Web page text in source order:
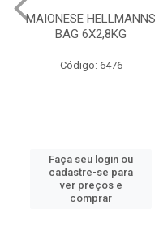
MAIONESE HELLMANNS
BAG 6X2,8KG
Código: 6476
Faça seu login ou
cadastre-se para
ver preços e
comprar